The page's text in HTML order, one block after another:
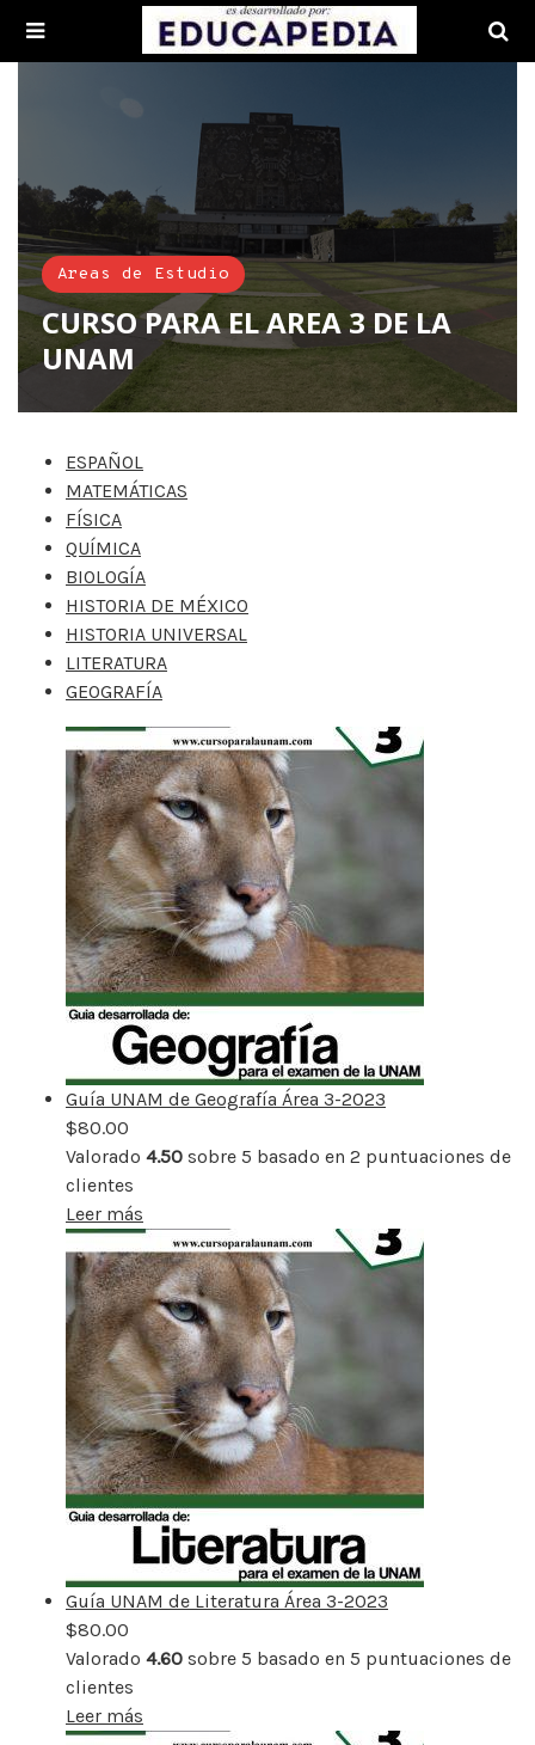
Areas de Estudio
CURSO PARA EL AREA 3 DE LA
UNAM
ESPAÑOL
MATEMÁTICAS
FÍSICA
QUÍMICA
BIOLOGÍA
HISTORIA DE MÉXICO
HISTORIA UNIVERSAL
LITERATURA
GEOGRAFÍA
Guía UNAM de Geografía Área 3-2023
$80.00
Valorado 4.50 sobre 5 basado en 2 puntuaciones de
clientes
Leer más
Guía UNAM de Literatura Área 3-2023
$80.00
Valorado 4.60 sobre 5 basado en 5 puntuaciones de
clientes
Leer más